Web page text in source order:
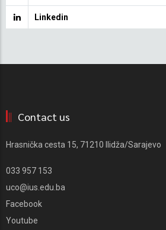
Linkedin
Contact us
Hrasnička cesta 15, 71210 Ilidža/Sarajevo
033 957 153
uco@ius.edu.ba
Facebook
Youtube